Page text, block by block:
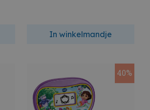
In winkelmandje
40%